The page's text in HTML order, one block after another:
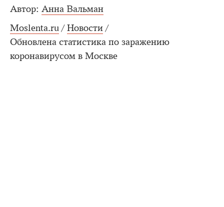
Автор: Анна Вальман
Moslenta.ru / Новости /
Обновлена статистика по заражению
коронавирусом в Москве